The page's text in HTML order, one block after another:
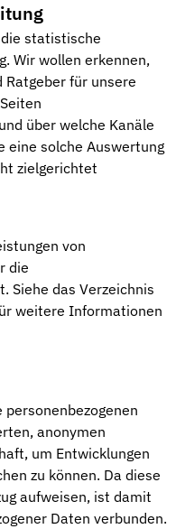
statistische
Wir wollen erkennen,
für unsere
über welche Kanäle
eine solche Auswertung
zielgerichtet
von
die
Siehe das Verzeichnis
weitere Informationen
anonymen
um Entwicklungen
zu können. Da diese
aufweisen, ist damit
Daten verbunden.